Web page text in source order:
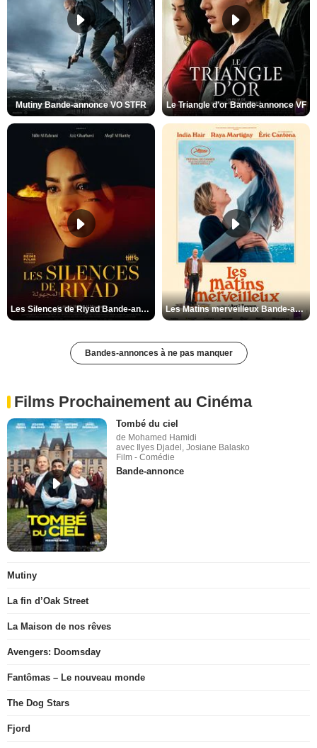
Mutiny Bande-annonce VO STFR Le Triangle d'or Bande-annonce VF
Les Silences de Riyad Bande-annonce VO STFR Les Matins merveilleux Bande-annonce VF
Bandes-annonces à ne pas manquer
Films Prochainement au Cinéma
Tombé du ciel
de Mohamed Hamidi
avec Ilyes Djadel, Josiane Balasko
Film - Comédie
Bande-annonce
Mutiny
La fin d’Oak Street
La Maison de nos rêves
Avengers: Doomsday
Fantômas – Le nouveau monde
The Dog Stars
Fjord